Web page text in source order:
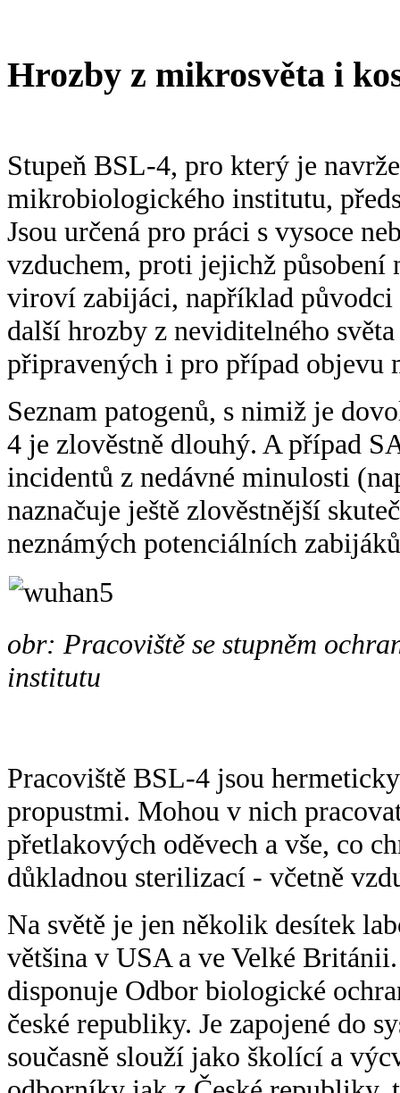
Hrozby z mikrosvěta i
Stupeň BSL-4, pro který je
mikrobiologického institutu,
Jsou určená pro práci s vysoce
vzduchem, proti jejichž
viroví zabijáci, například
další hrozby z neviditelného
připravených i pro případ objevu
Seznam patogenů, s nimiž je
4 je zlověstně dlouhý. A případ
incidentů z nedávné minulosti
naznačuje ještě zlověstnější
neznámých potenciálních
obr: Pracoviště se stupněm
institutu
Pracoviště BSL-4 jsou
propustmi. Mohou v nich
přetlakových oděvech a vše, co
důkladnou sterilizací - včetně
Na světě je jen několik desítek
většina v USA a ve Velké
disponuje Odbor biologické
české republiky. Je zapojené do
současně slouží jako školící a